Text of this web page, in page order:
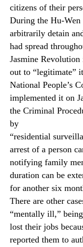
citizens of their
During the Hu-Wen
arbitrarily detain
had spread
Jasmine
out to “legitimate”
National People’s
implemented it on
the Criminal
by
“residential
arrest of a person
notifying family
duration can be
for another six
There are other
“mentally ill,”
lost their jobs
reported them to